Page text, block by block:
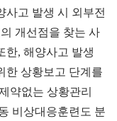
사고 발생 시 외부전
개선점을 찾는 사
한, 해양사고 발생
한 상황보고 단계를
약없는 상황관리
비상대응훈련도 분